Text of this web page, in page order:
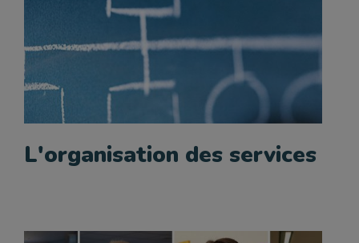
L'organisation des services